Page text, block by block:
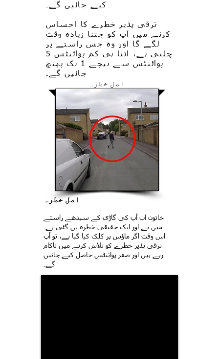
کیے جائیں گے۔
ترقی پذیر خطرے کا احساس
کرنے میں آپ کو جتنا زیادہ وقت
لگے گا اور وہ جس راستے پر
چلتی ہے، اتنا ہی کم پوائنٹس 5
پوائنٹس سے نیچے 1 تک پہنچ
جائیں گے۔
اصل خطرہ
خاتون اب آپ کی گاڑی کے سیدھے راستے
میں ہے اور ایک حقیقی خطرہ بن گئی ہے۔
اس وقت اگر ماؤس پر کلک کیا گیا ہے، تو آپ
ترقی پذیر خطرے کو تلاش کرنے میں ناکام
رہے ہیں اور صفر پوائنٹس حاصل کیے جائیں
گے۔